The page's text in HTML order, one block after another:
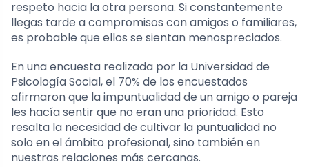
respeto hacia la otra persona. Si constantemente
llegas tarde a compromisos con amigos o familiares,
es probable que ellos se sientan menospreciados.
En una encuesta realizada por la Universidad de
Psicología Social, el 70% de los encuestados
afirmaron que la impuntualidad de un amigo o pareja
les hacía sentir que no eran una prioridad. Esto
resalta la necesidad de cultivar la puntualidad no
solo en el ámbito profesional, sino también en
nuestras relaciones más cercanas.